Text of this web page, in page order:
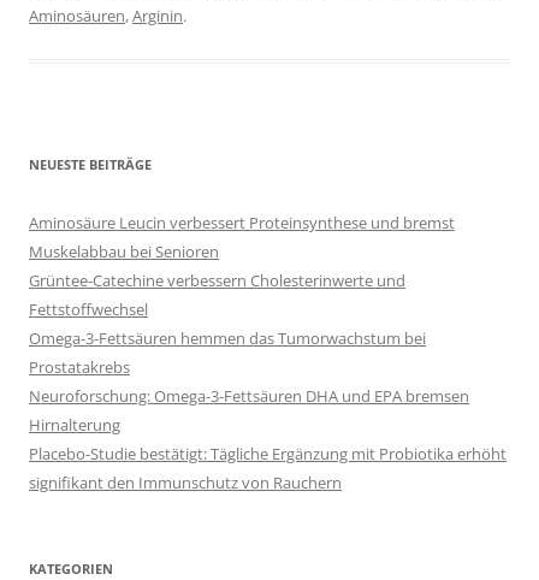
Aminosäuren,Arginin.
NEUESTE BEITRÄGE
Aminosäure Leucin verbessert Proteinsynthese und bremst
Muskelabbau bei Senioren
Grüntee-Catechine verbessern Cholesterinwerte und
Fettstoffwechsel
Omega-3-Fettsäuren hemmen das Tumorwachstum bei
Prostatakrebs
Neuroforschung: Omega-3-Fettsäuren DHA und EPA bremsen
Hirnalterung
Placebo-Studie bestätigt: Tägliche Ergänzung mit Probiotika erhöht
signifikant den Immunschutz von Rauchern
KATEGORIEN